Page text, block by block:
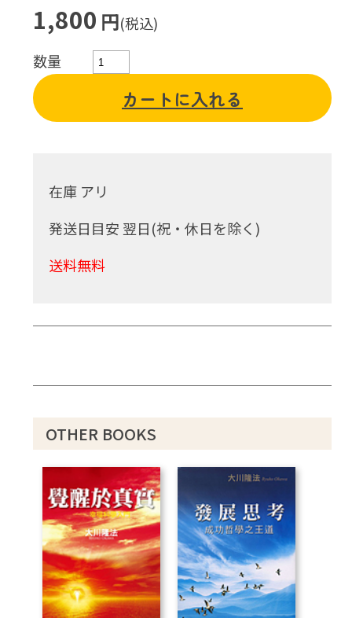
1,800 円(税込)
数量
カートに入れる
在庫 アリ
発送日目安 翌日(祝・休日を除く)
送料無料
OTHER BOOKS